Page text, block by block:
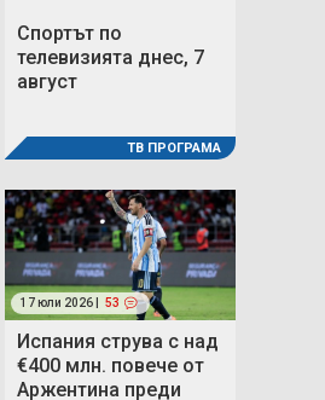
Спортът по
телевизията днес, 7
август
ТВ ПРОГРАМА
17 юли 2026 | 53
Испания струва с над
€400 млн. повече от
Аржентина преди